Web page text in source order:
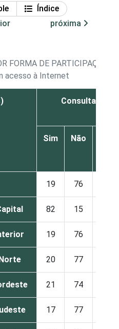
Índice
próxima
FORMA DE PARTICIPAÇÃO
acesso à Internet
Consulta
Sim Não
19 76
82 15
19 76
20 77
21 74
17 77